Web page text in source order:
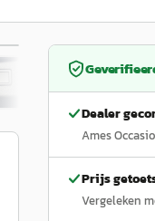
Dealer
Ames
Prijs
Vergeleken